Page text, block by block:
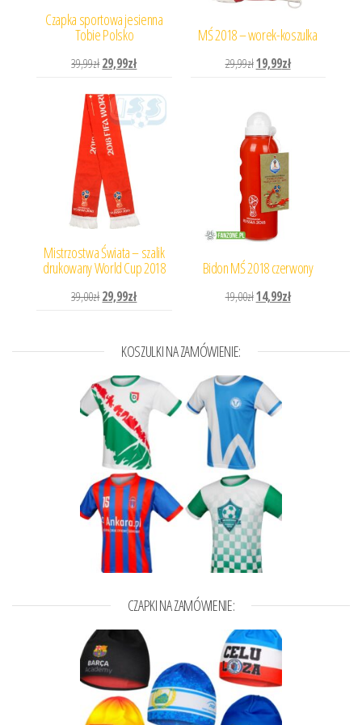
Czapka sportowa jesienna
Tobie Polsko
39,99złPierwotna cena wynosiła: 39,99zł.
29,99złAktualna cena wynosi: 29,99zł.
MŚ 2018 – worek-koszulka
29,99złPierwotna cena wynosiła:
19,99złAktualna cena
Mistrzostwa Świata – szalik
drukowany World Cup 2018
39,00złPierwotna cena wynosiła: 39,00zł.
29,99złAktualna cena wynosi: 29,99zł.
Bidon MŚ 2018 czerwony
19,00złPierwotna cena wynosiła:
14,99złAktualna cena
KOSZULKI NA ZAMÓWIENIE:
CZAPKI NA ZAMÓWIENIE: